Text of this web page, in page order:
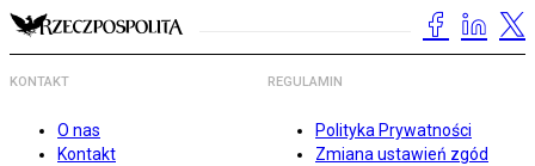
KONTAKT
O nas
Kontakt
REGULAMIN
Polityka Prywatności
Zmiana ustawień zgód